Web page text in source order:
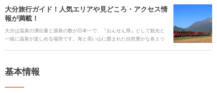
大分旅行ガイド！人気エリアや見どころ・アクセス情
報が満載！
大分は温泉の湧出量と源泉の数が日本一で、『おんせん県』として観光と
一緒に温泉が楽しめる場所です。海と高い山に囲まれた自然豊かな各エリ
う。 今回は、見どころや有名な観光スポットからご当地グルメ、アクセス
いたします！
基本情報